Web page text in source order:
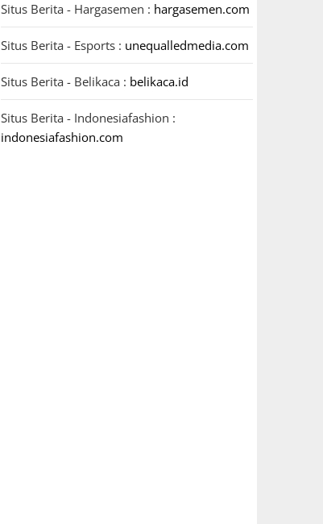
Situs Berita - Hargasemen : hargasemen.com
Situs Berita - Esports : unequalledmedia.com
Situs Berita - Belikaca : belikaca.id
Situs Berita - Indonesiafashion :
indonesiafashion.com